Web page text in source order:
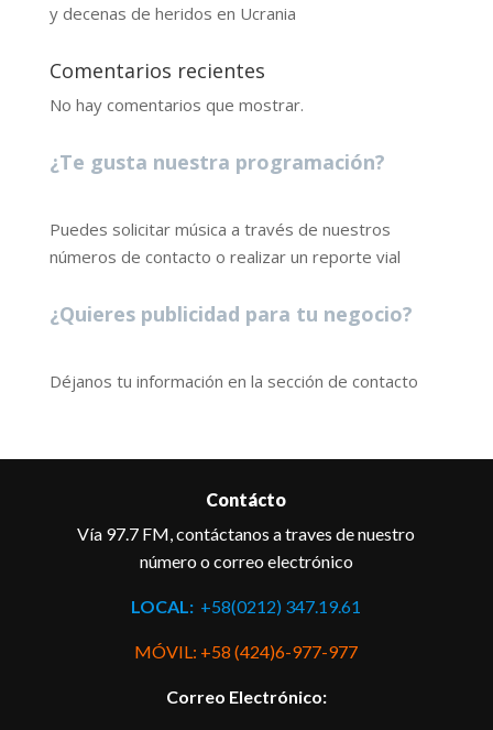
y decenas de heridos en Ucrania
Comentarios recientes
No hay comentarios que mostrar.
¿Te gusta nuestra programación?
Puedes solicitar música a través de nuestros
números de contacto o realizar un reporte vial
¿Quieres publicidad para tu negocio?
Déjanos tu información en la sección de contacto
Contácto
Vía 97.7 FM, contáctanos a traves de nuestro
número o correo electrónico
LOCAL: +58(0212) 347.19.61
MÓVIL: +58 (424)6-977-977
Correo Electrónico: